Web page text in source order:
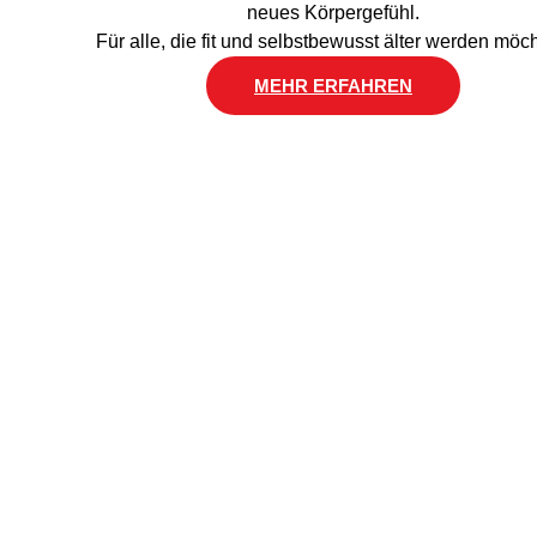
neues Körpergefühl.
Für alle, die fit und selbstbewusst älter werden
MEHR ERFAHREN